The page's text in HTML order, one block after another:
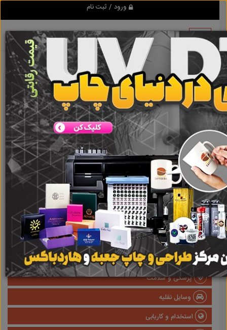
ورود / ثبت نام
نتیجه ای یافت نشد
گروه ها
املاک
صنعتی
پزشکی و سلامت
وسایل نقلیه
استخدام و کاریابی